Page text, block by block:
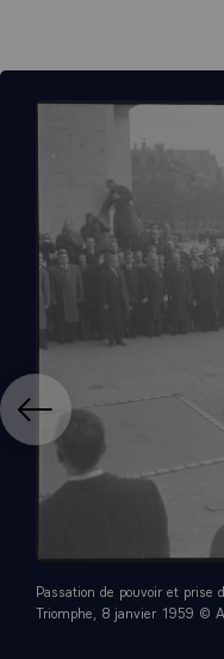
Passation de pouvoir et prise
Triomphe, 8 janvier 1959 ©